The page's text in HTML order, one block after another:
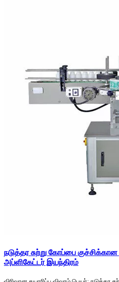
நடுத்தர சுற்று கோப்பை குச்சிக்கான
அப்ளிகேட்டர் இயந்திரம்